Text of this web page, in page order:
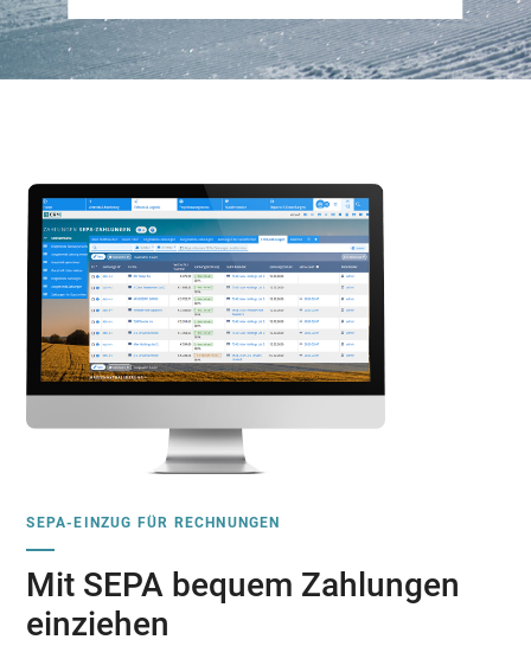
SEPA-EINZUG FÜR RECHNUNGEN
Mit SEPA bequem Zahlungen
einziehen